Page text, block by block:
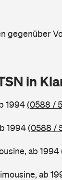
gegenüber
in
1994(0588 /
1994(0588 /
ab 1994
ab